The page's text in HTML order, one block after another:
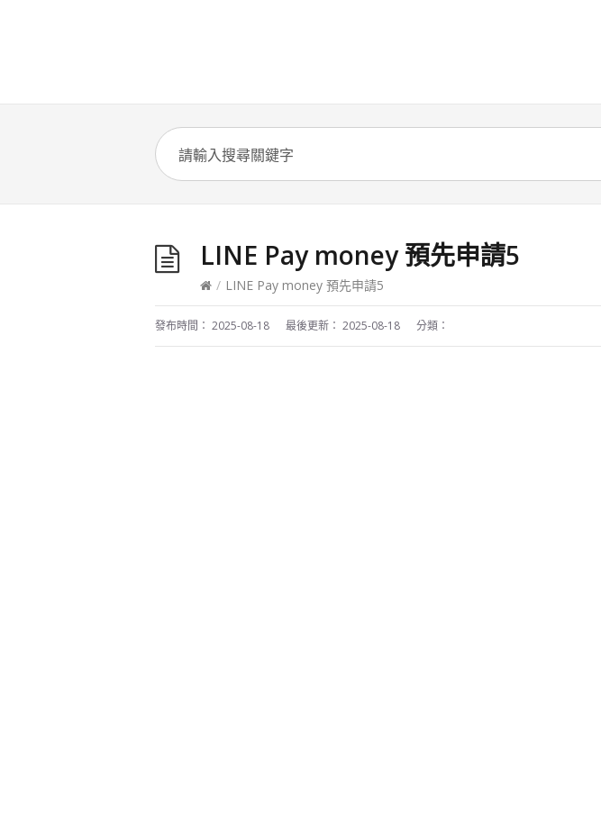
LINE Pay money 預先申請5
/ LINE Pay money 預先申請5
發布時間： 2025-08-18 最後更新： 2025-08-18 分類：